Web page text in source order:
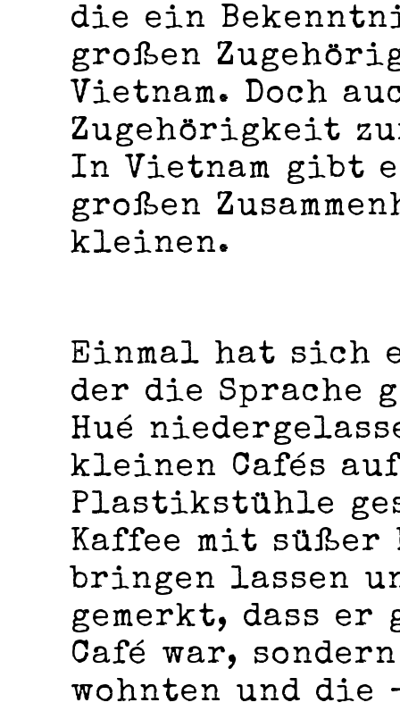
die ein
großen
Vietnam. Doch
Zugehörigkeit
In Vietnam gibt
großen
kleinen.
Einmal hat sich
der die Sprache
Hué
kleinen Cafés
Plastikstühle
Kaffee mit süßer
bringen lassen
gemerkt, dass
Café war,
wohnten und die